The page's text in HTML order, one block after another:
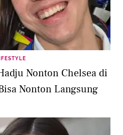
Nonton Chelsea di
Nonton Langsung